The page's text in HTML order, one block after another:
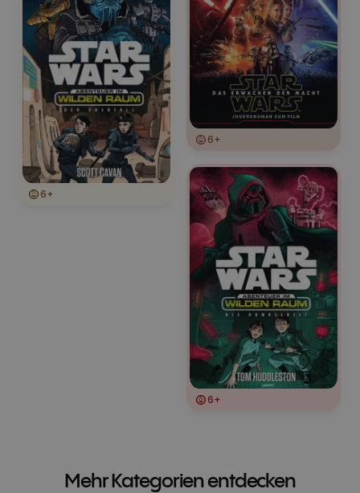
6+
6+
6+
Mehr Kategorien entdecken